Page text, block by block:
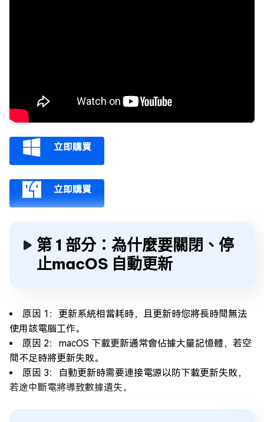
立即購買
立即購買
第 1 部分：為什麼要關閉、停
止macOS 自動更新
原因 1：更新系統相當耗時，且更新時您將長時間無法
使用該電腦工作。
原因 2：macOS 下載更新通常會佔據大量記憶體，若空
間不足時將更新失敗。
原因 3：自動更新時需要連接電源以防下載更新失敗，
若途中斷電將導致數據遺失。